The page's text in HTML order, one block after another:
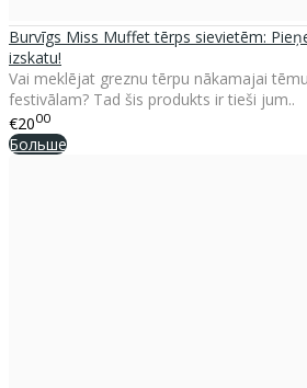
Burvīgs Miss Muffet tērps sievietēm:
izskatu!
Vai meklējat greznu tērpu nākamajai
festivālam? Tad šis produkts ir tieši jum..
€2000
Больше